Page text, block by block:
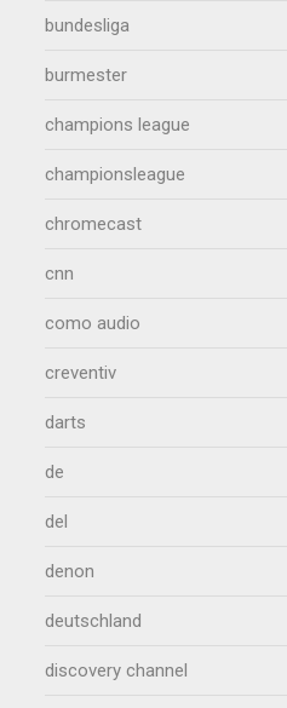
bundesliga
burmester
champions league
championsleague
chromecast
cnn
como audio
creventiv
darts
de
del
denon
deutschland
discovery channel